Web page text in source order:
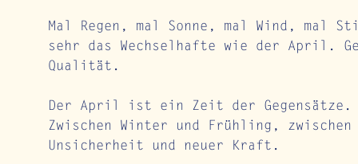
Mal Regen, mal Sonne, mal Wind, mal
sehr das Wechselhafte wie der April.
Qualität.
Der April ist ein Zeit der
Zwischen Winter und Frühling,
Unsicherheit und neuer Kraft.